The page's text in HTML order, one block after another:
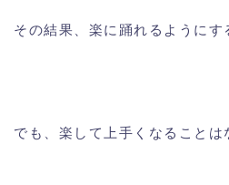
その結果、楽に踊れるようにす
でも、楽して上手くなることは